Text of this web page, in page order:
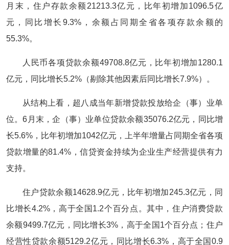
月末，住户存款余额21213.3亿元，比年初增加1096.5亿
元，同比增长9.3%，余额占同期全省各项存款余额的
55.3%。
人民币各项贷款余额49708.8亿元，比年初增加1280.1
亿元，同比增长5.2%（剔除其他因素后同比增长7.9%）。
从结构上看，超八成当年新增贷款投放给企（事）业单
位。6月末，企（事）业单位贷款余额35076.2亿元，同比增
长5.6%，比年初增加1042亿元，上半年增量占同期全省各项
贷款增量的81.4%，信贷资金持续为企业生产经营提供有力
支持。
住户贷款余额14628.9亿元，比年初增加245.3亿元，同
比增长4.2%，高于全国1.2个百分点。其中，住户消费贷款
余额9499.7亿元，同比增长3%，高于全国1个百分点；住户
经营性贷款余额5129.2亿元，同比增长6.3%，高于全国0.9